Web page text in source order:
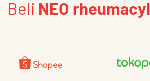
Beli NEO rheumacyl